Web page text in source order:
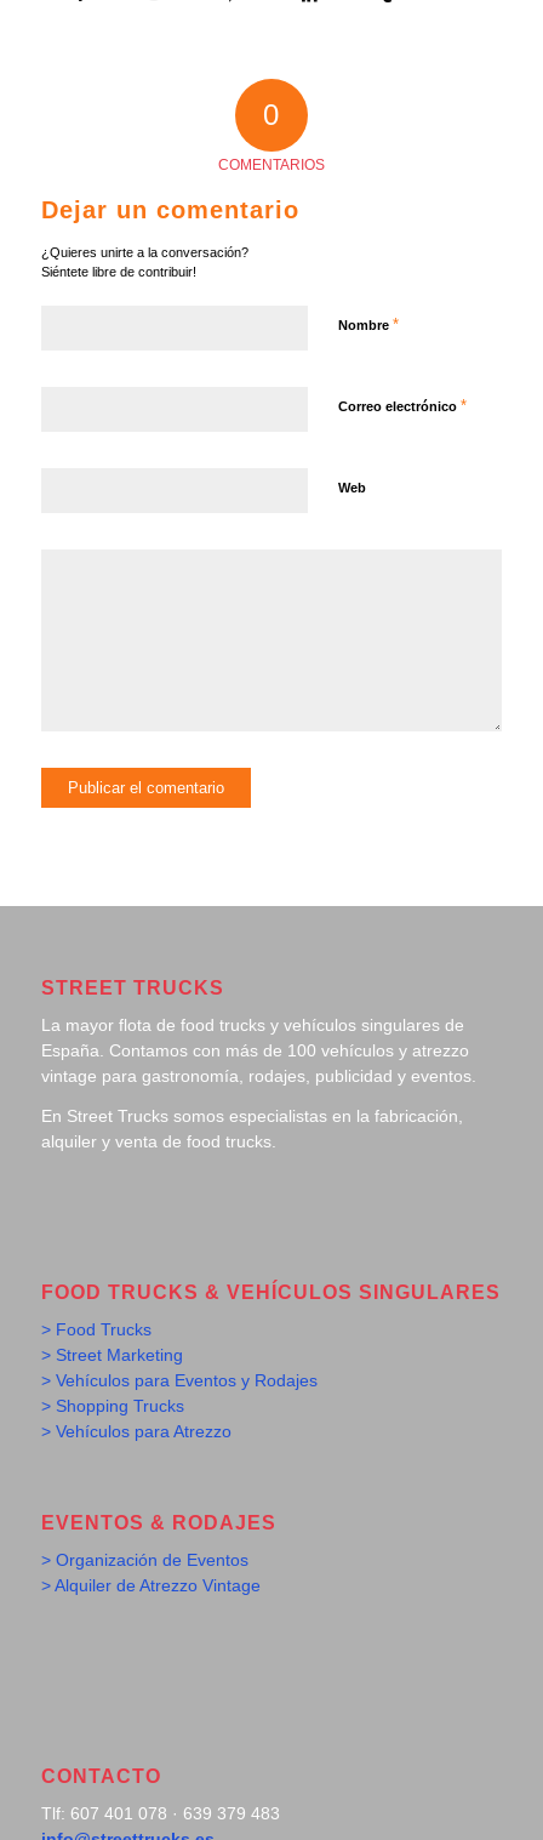
0
COMENTARIOS
Dejar un comentario
¿Quieres unirte a la conversación?
Siéntete libre de contribuir!
Nombre *
Correo electrónico *
Web
STREET TRUCKS
La mayor flota de food trucks y vehículos singulares de
España. Contamos con más de 100 vehículos y atrezzo
vintage para gastronomía, rodajes, publicidad y eventos.
En Street Trucks somos especialistas en la fabricación,
alquiler y venta de food trucks.
FOOD TRUCKS & VEHÍCULOS SINGULARES
> Food Trucks
> Street Marketing
> Vehículos para Eventos y Rodajes
> Shopping Trucks
> Vehículos para Atrezzo
EVENTOS & RODAJES
> Organización de Eventos
> Alquiler de Atrezzo Vintage
CONTACTO
Tlf: 607 401 078 · 639 379 483